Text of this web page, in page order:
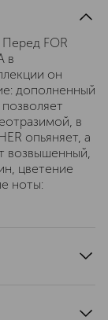
FOR
в
он
дополненный
в
опьяняет, а
возвышенный,
цветение
ноты: